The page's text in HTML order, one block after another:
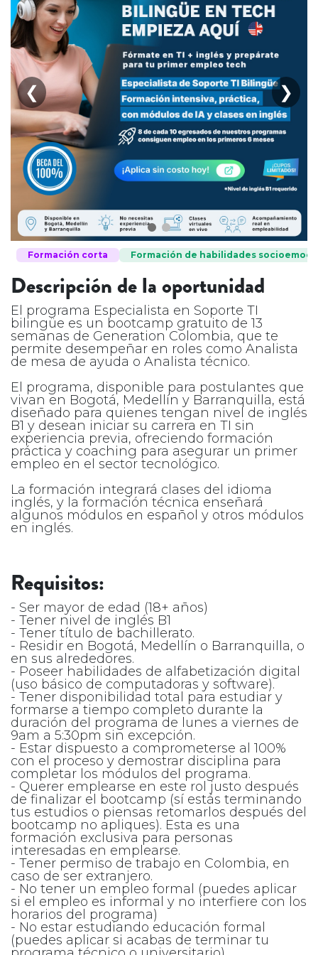
❮ ❯
Formación corta Formación de habilidades
Descripción de la oportunidad
El programa Especialista en Soporte TI
bilingüe es un bootcamp gratuito de 13
semanas de Generation Colombia, que te
permite desempeñar en roles como Analista
de mesa de ayuda o Analista técnico.
El programa, disponible para postulantes que
vivan en Bogotá, Medellín y Barranquilla, está
diseñado para quienes tengan nivel de inglés
B1 y desean iniciar su carrera en TI sin
experiencia previa, ofreciendo formación
práctica y coaching para asegurar un primer
empleo en el sector tecnológico.
La formación integrará clases del idioma
inglés, y la formación técnica enseñará
algunos módulos en español y otros módulos
en inglés.
Requisitos:
- Ser mayor de edad (18+ años)
- Tener nivel de inglés B1
- Tener título de bachillerato.
- Residir en Bogotá, Medellín o Barranquilla, o
en sus alrededores.
- Poseer habilidades de alfabetización digital
(uso básico de computadoras y software).
- Tener disponibilidad total para estudiar y
formarse a tiempo completo durante la
duración del programa de lunes a viernes de
9am a 5:30pm sin excepción.
- Estar dispuesto a comprometerse al 100%
con el proceso y demostrar disciplina para
completar los módulos del programa.
- Querer emplearse en este rol justo después
de finalizar el bootcamp (sí estás terminando
tus estudios o piensas retomarlos después del
bootcamp no apliques). Esta es una
formación exclusiva para personas
interesadas en emplearse.
- Tener permiso de trabajo en Colombia, en
caso de ser extranjero.
- No tener un empleo formal (puedes aplicar
si el empleo es informal y no interfiere con los
horarios del programa)
- No estar estudiando educación formal
(puedes aplicar si acabas de terminar tu